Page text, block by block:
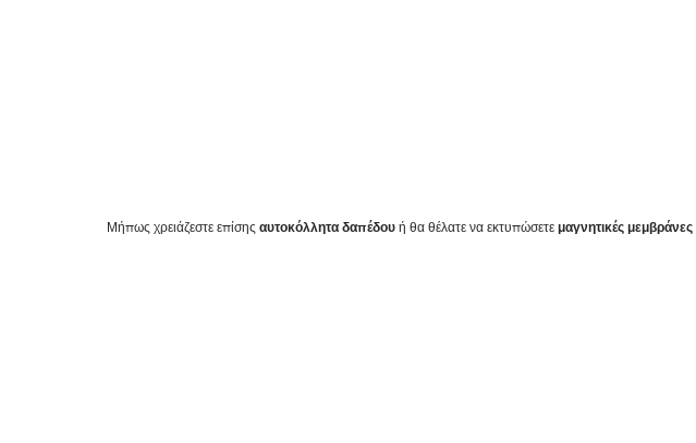
Μήπως χρειάζεστε επίσηςαυτοκόλλητα δαπέδου ή θα θέλατε να εκτυπώσετεμαγνητικές μεμβράνες